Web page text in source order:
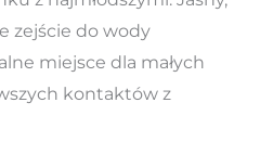
zejście do wody
miejsce dla małych
kontaktów z